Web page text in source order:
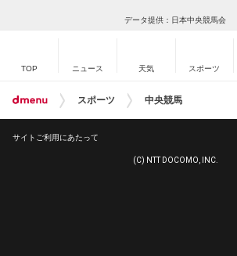
データ提供：日本中央競馬会
TOP ニュース 天気 スポーツ
スポーツ 中央競馬
サイトご利用にあたって
(C) NTT DOCOMO, INC.